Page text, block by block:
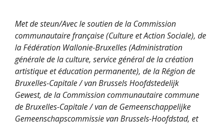
Met de steun/Avec le soutien de la Commission
communautaire française (Culture et Action Sociale), de
la Fédération Wallonie-Bruxelles (Administration
générale de la culture, service général de la création
artistique et éducation permanente), de la Région de
Bruxelles-Capitale / van Brussels Hoofdstedelijk
Gewest, de la Commission communautaire commune
de Bruxelles-Capitale / van de Gemeenschappelijke
Gemeenschapscommissie van Brussels-Hoofdstad, et